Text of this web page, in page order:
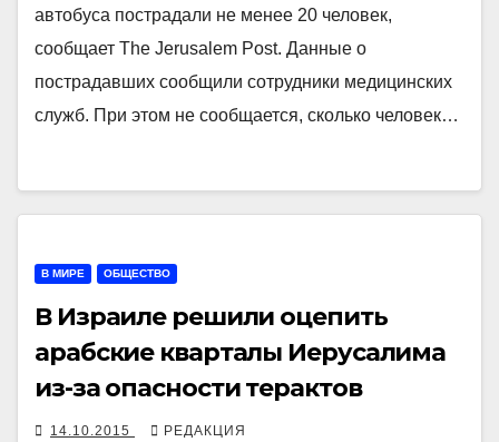
автобуса пострадали не менее 20 человек,
сообщает The Jerusalem Post. Данные о
пострадавших сообщили сотрудники медицинских
служб. При этом не сообщается, сколько человек…
В МИРЕ ОБЩЕСТВО
В Израиле решили оцепить
арабские кварталы Иерусалима
из-за опасности терактов
14.10.2015 РЕДАКЦИЯ